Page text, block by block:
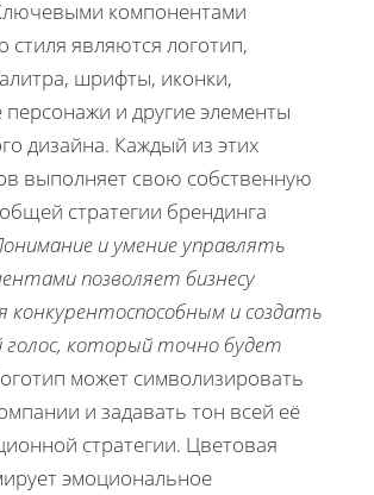
компонентами
стиля являются логотип,
шрифты, иконки,
и другие элементы
дизайна. Каждый из этих
выполняет свою собственную
стратегии брендинга
и умение управлять
позволяет бизнесу
конкурентоспособным и создать
голос, который точно будет
может символизировать
и задавать тон всей её
стратегии. Цветовая
эмоциональное